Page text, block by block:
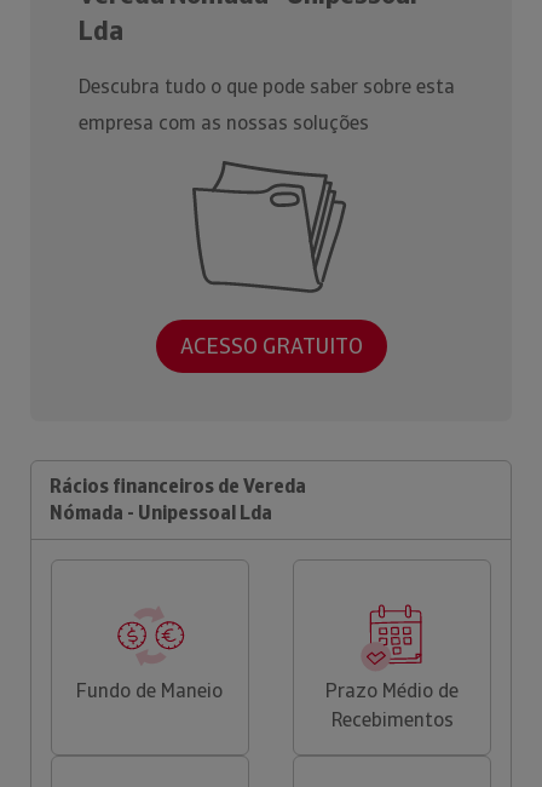
Lda
Descubra tudo o que pode saber sobre esta
empresa com as nossas soluções
ACESSO GRATUITO
Rácios financeiros de Vereda
Nómada - Unipessoal Lda
Fundo de Maneio
Prazo Médio de
Recebimentos